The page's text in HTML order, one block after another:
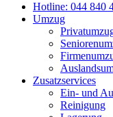
Hotline: 044 840
Umzug
Zusatzservices
Ein- und
Reinigung